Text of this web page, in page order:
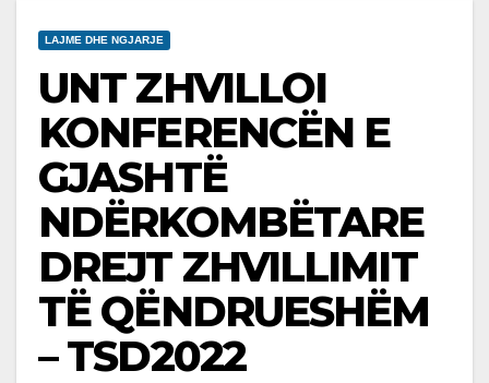
LAJME DHE NGJARJE
UNT ZHVILLOI
KONFERENCËN E
GJASHTË
NDËRKOMBËTARE
DREJT ZHVILLIMIT
TË QËNDRUESHËM
– TSD2022